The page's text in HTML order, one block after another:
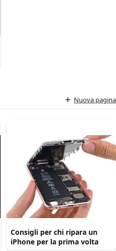
Nuova pagina
Consigli per chi ripara un
iPhone per la prima volta